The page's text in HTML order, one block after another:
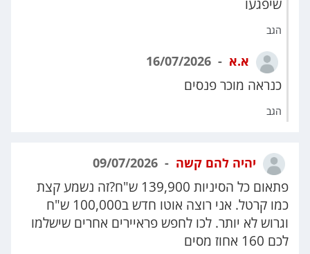
שיפגעו
הגב
א.א
כנראה מוכר פנסים
הגב
יהיה להם קשה
פתאום כל הסיניות 139,900 ש"ח?זה נשמע קצת
כמו קרטל. אני רוצה אוטו חדש ב100,000 ש"ח
וגרוש לא יותר. לכו לחפש פראיירים אחרים שישלמו
לכם 160 אחוז מסים